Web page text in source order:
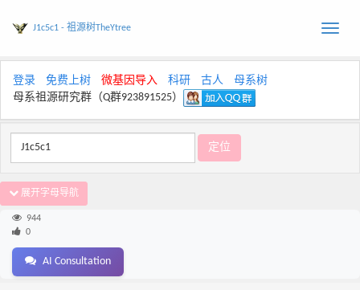
Toggle
J1c5c1 - 祖源树TheYtree
登录 免费上树 微基因导入 科研 古人
母系树
母系祖源研究群（Q群923891525）
展开字母导航
944
0
AI Consultation